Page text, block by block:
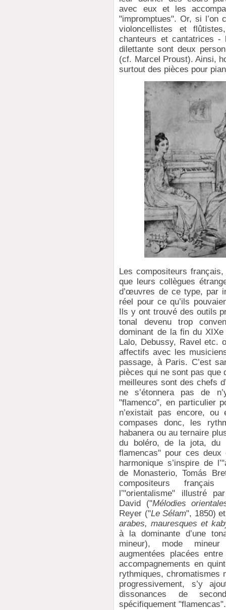
avec eux et les
"impromptues". Or, si l’on
violoncellistes et
chanteurs et cantatrices -
dilettante sont deux
(cf. Marcel Proust). Ainsi,
surtout des pièces pour
Les compositeurs
que leurs collègues
d’œuvres de ce type, par
réel pour ce qu’ils
Ils y ont trouvé des outils
tonal devenu trop
dominant de la fin du
Lalo, Debussy, Ravel etc.
affectifs avec les
passage, à Paris. C’est
pièces qui ne sont pas que
meilleures sont des chefs
ne s’étonnera pas de
"flamenco", en particulier
n’existait pas encore,
compases donc, les
habanera ou au ternaire
du boléro, de la jota, du
flamencas" pour ces deux
harmonique s’inspire de
de Monasterio, Tomás
compositeurs
l’"orientalisme" illustré
David ("Mélodies
Reyer ("Le Sélam", 1850)
arabes, mauresques et
à la dominante d’une
mineur), mode mineur
augmentées placées
accompagnements en
rythmiques, chromatismes
progressivement, s’y
dissonances de
spécifiquement "flamencas".